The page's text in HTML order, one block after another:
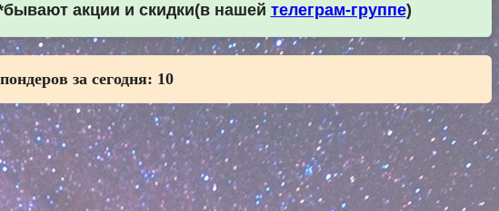
акции и скидки(в нашей телеграм-группе)
за сегодня: 10